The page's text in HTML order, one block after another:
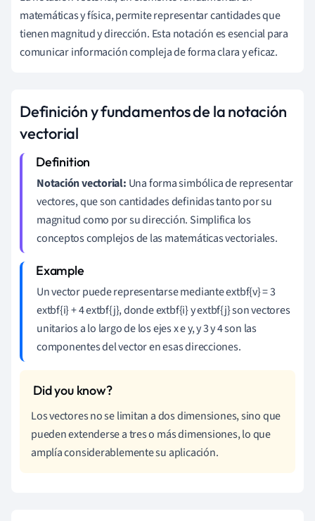
matemáticas y física, permite representar cantidades que
tienen magnitud y dirección. Esta notación es esencial para
comunicar información compleja de forma clara y eficaz.
Definición y fundamentos de la notación
vectorial
Notación vectorial: Una forma simbólica de representar
vectores, que son cantidades definidas tanto por su
magnitud como por su dirección. Simplifica los
conceptos complejos de las matemáticas vectoriales.
Un vector puede representarse mediante extbf{v} = 3
extbf{i} + 4 extbf{j}, donde extbf{i} y extbf{j} son vectores
unitarios a lo largo de los ejes x e y, y 3 y 4 son las
componentes del vector en esas direcciones.
Los vectores no se limitan a dos dimensiones, sino que
pueden extenderse a tres o más dimensiones, lo que
amplía considerablemente su aplicación.